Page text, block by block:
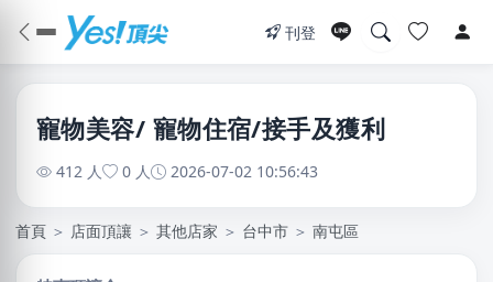
刊登
寵物美容/ 寵物住宿/接手及獲利
412 人 0 人 2026-07-02 10:56:43
首頁 ＞ 店面頂讓 ＞ 其他店家 ＞ 台中市 ＞ 南屯區